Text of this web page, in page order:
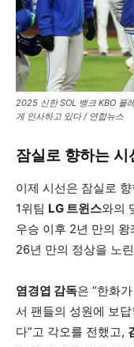
2025 신한 SOL 뱅크 KBO 플
게 인사하고 있다 / 연합뉴스
잠실로 향하는 시
이제 시선은 잠실로 향
1위팀 LG 트윈스와의
우승 이후 2년 만의
26년 만의 정상을 노
염경엽 감독은 “한화
서 팬들의 성원에 보
다”고 각오를 전했고,